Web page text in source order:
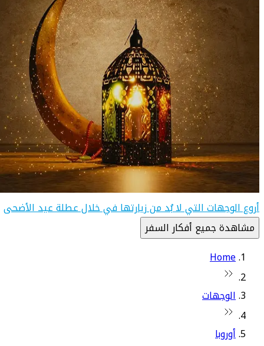
أروع الوجهات التي لا بُد من زيارتها في خلال عطلة عيد الأضحى
مشاهدة جميع أفكار السفر
Home
الوجهات
أوروبا